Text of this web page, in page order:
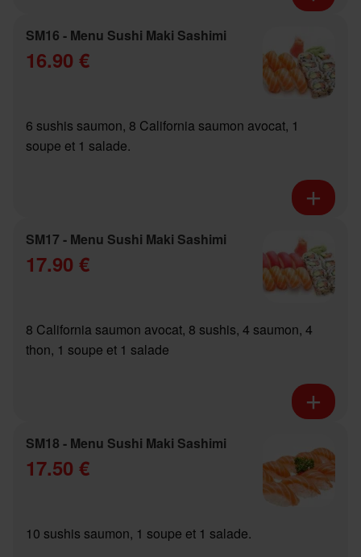
SM16 - Menu Sushi Maki Sashimi
16.90 €
6 sushis saumon, 8 California saumon avocat, 1
soupe et 1 salade.
SM17 - Menu Sushi Maki Sashimi
17.90 €
8 California saumon avocat, 8 sushis, 4 saumon, 4
thon, 1 soupe et 1 salade
SM18 - Menu Sushi Maki Sashimi
17.50 €
10 sushis saumon, 1 soupe et 1 salade.